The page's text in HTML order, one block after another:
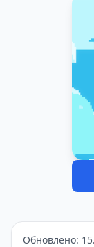
Обновлено: